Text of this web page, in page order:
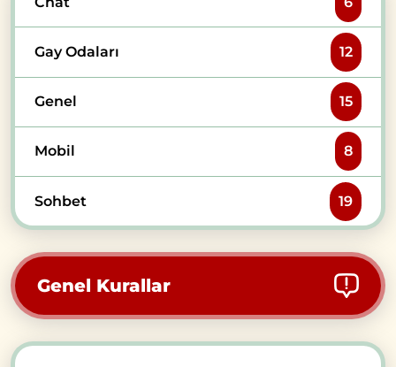
Gay Odaları 12
Genel 15
Mobil 8
Sohbet 19
Genel Kurallar